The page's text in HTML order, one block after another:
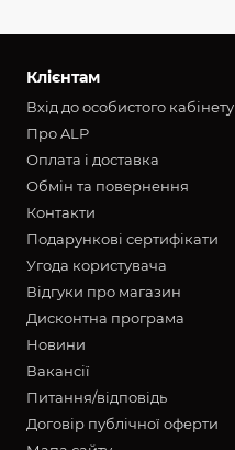
Клієнтам
Вхід до особистого кабінету
Про ALP
Оплата і доставка
Обмін та повернення
Контакти
Подарункові сертифікати
Угода користувача
Відгуки про магазин
Дисконтна програма
Новини
Вакансії
Питання/відповідь
Договір публічної оферти